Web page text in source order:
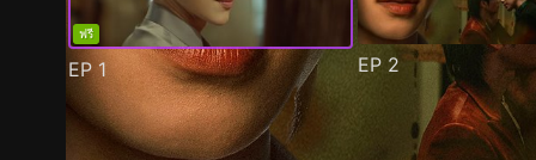
ฟรี
EP 1 EP 2
ตัวอย่าง ภาพนิ่ง เนื้อหาที่แนะนำ รายละเอียด